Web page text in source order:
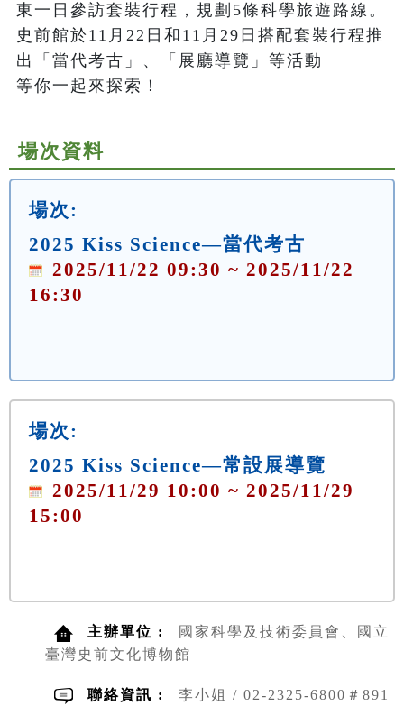
東一日參訪套裝行程，規劃5條科學旅遊路線。
史前館於11月22日和11月29日搭配套裝行程推
出「當代考古」、「展廳導覽」等活動
等你一起來探索！
場次資料
場次:
2025 Kiss Science—當代考古
2025/11/22 09:30 ~ 2025/11/22
16:30
場次:
2025 Kiss Science—常設展導覽
2025/11/29 10:00 ~ 2025/11/29
15:00
主辦單位 :
國家科學及技術委員會、國立
臺灣史前文化博物館
聯絡資訊 :
李小姐 / 02-2325-6800＃891